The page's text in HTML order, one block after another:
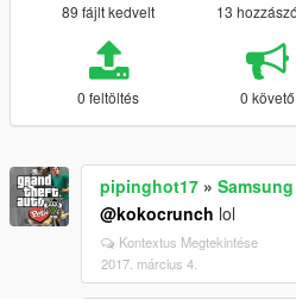
89 fájlt kedvelt 13
0 feltöltés 0 követő
pipinghot17 »
@kokocrunch lol
Kontextus Megtekintése
2017. március 4.